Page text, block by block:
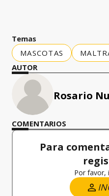
Temas
MASCOTAS
AUTOR
Rosario
COMENTARIOS
Para
Por favor,